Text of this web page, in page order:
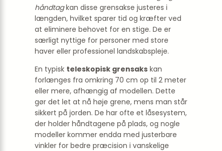
håndtagkan disse grensakse justeres i
længden, hvilket sparer tid og kræfter ved
at eliminere behovet for en stige. De er
særligt nyttige for personer med store
haver eller professionel landskabspleje.
En typisk teleskopisk grensaks kan
forlænges fra omkring 70 cm op til 2 meter
eller mere, afhængig af modellen. Dette
gør det let at nå høje grene, mens man står
sikkert på jorden. De har ofte et låsesystem,
der holder håndtagene på plads, og nogle
modeller kommer endda med justerbare
vinkler for bedre præcision i vanskelige